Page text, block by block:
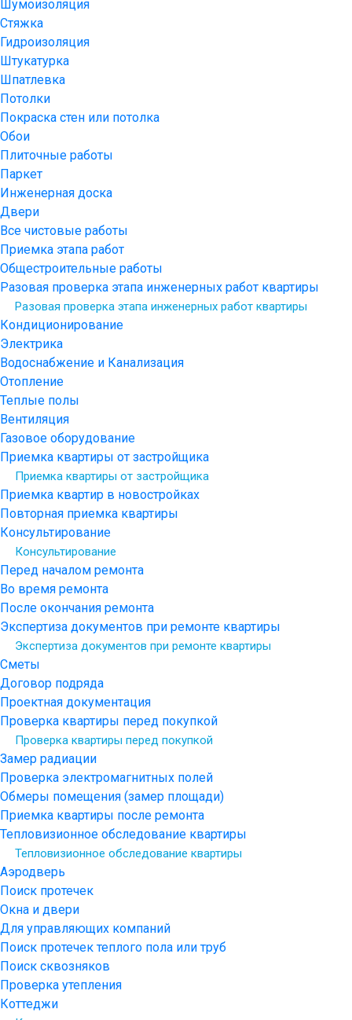
Шумоизоляция
Стяжка
Гидроизоляция
Штукатурка
Шпатлевка
Потолки
Покраска стен или потолка
Обои
Плиточные работы
Паркет
Инженерная доска
Двери
Все чистовые работы
Приемка этапа работ
Общестроительные работы
Разовая проверка этапа инженерных работ квартиры
Разовая проверка этапа инженерных работ квартиры
Кондиционирование
Электрика
Водоснабжение и Канализация
Отопление
Теплые полы
Вентиляция
Газовое оборудование
Приемка квартиры от застройщика
Приемка квартиры от застройщика
Приемка квартир в новостройках
Повторная приемка квартиры
Консультирование
Консультирование
Перед началом ремонта
Во время ремонта
После окончания ремонта
Экспертиза документов при ремонте квартиры
Экспертиза документов при ремонте квартиры
Сметы
Договор подряда
Проектная документация
Проверка квартиры перед покупкой
Проверка квартиры перед покупкой
Замер радиации
Проверка электромагнитных полей
Обмеры помещения (замер площади)
Приемка квартиры после ремонта
Тепловизионное обследование квартиры
Тепловизионное обследование квартиры
Аэродверь
Поиск протечек
Окна и двери
Для управляющих компаний
Поиск протечек теплого пола или труб
Поиск сквозняков
Проверка утепления
Коттеджи